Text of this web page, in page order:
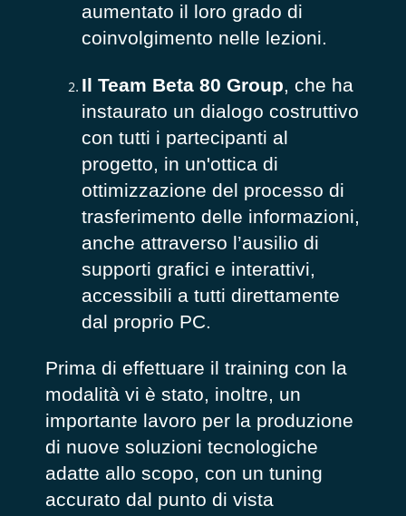
aumentato il loro grado di
coinvolgimento nelle lezioni.
Il Team Beta 80 Group , che ha
instaurato un dialogo costruttivo
con tutti i partecipanti al
progetto, in un'ottica di
ottimizzazione del processo di
trasferimento delle informazioni,
anche attraverso l’ausilio di
supporti grafici e interattivi,
accessibili a tutti direttamente
dal proprio PC.
Prima di effettuare il training con la
modalità vi è stato, inoltre, un
importante lavoro per la produzione
di nuove soluzioni tecnologiche
adatte allo scopo, con un tuning
accurato dal punto di vista